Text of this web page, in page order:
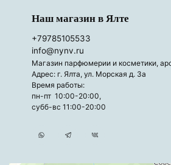
Наш магазин в Ялте
+79785105533
info@nynv.ru
Магазин парфюмерии и косметики,
Адрес: г. Ялта, ул. Морская д. 3а
Время работы:
пн-пт 10:00-20:00,
субб-вс 11:00-20:00